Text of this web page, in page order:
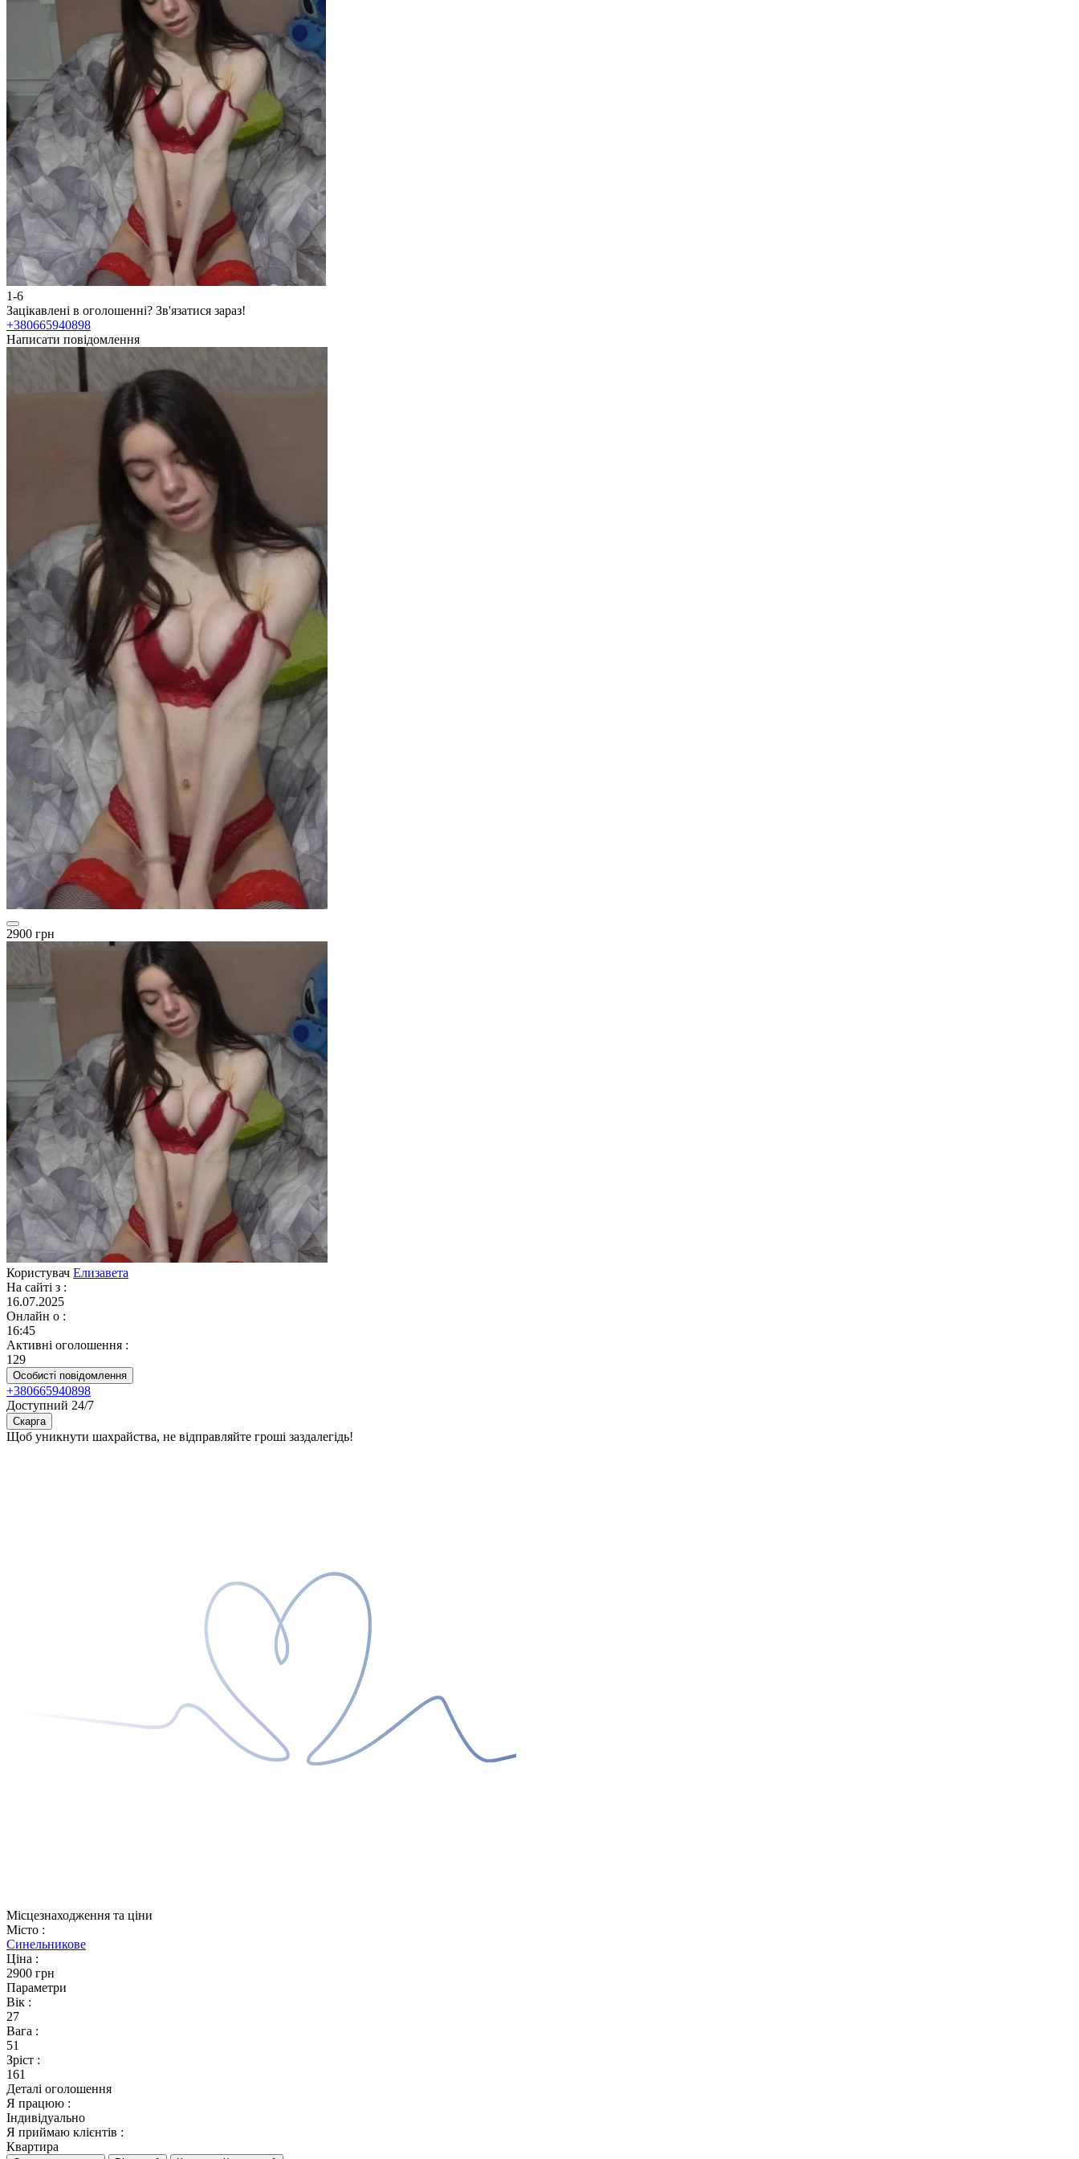
1-6
Зацікавлені в оголошенні? Зв'язатися зараз!
+380665940898
Написати повідомлення
2900 грн
Користувач Елизавета
На сайті з :
16.07.2025
Онлайн о :
16:45
Активні оголошення :
129
Особисті повідомлення
+380665940898
Доступний 24/7
Скарга
Щоб уникнути шахрайства, не відправляйте гроші заздалегідь!
Місцезнаходження та ціни
Місто :
Синельникове
Ціна :
2900 грн
Параметри
Вік :
27
Вага :
51
Зріст :
161
Деталі оголошення
Я працюю :
Індивідуально
Я приймаю клієнтів :
Квартира